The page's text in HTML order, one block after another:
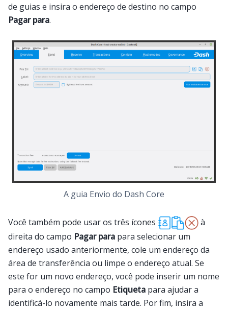
de guias e insira o endereço de destino no campo
Pagar para.
A guia Envio do Dash Core
Você também pode usar os três ícones
à
direita do campo Pagar para para selecionar um
endereço usado anteriormente, cole um endereço da
área de transferência ou limpe o endereço atual. Se
este for um novo endereço, você pode inserir um nome
para o endereço no campo Etiqueta para ajudar a
identificá-lo novamente mais tarde. Por fim, insira a